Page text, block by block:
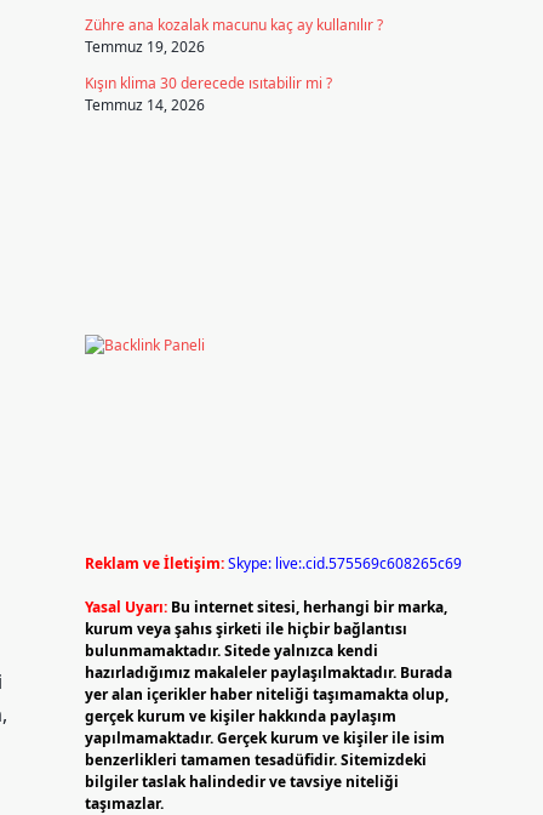
Zühre ana kozalak macunu kaç ay kullanılır ?
Temmuz 19, 2026
Kışın klima 30 derecede ısıtabilir mi ?
Temmuz 14, 2026
Reklam ve İletişim:Skype: live:.cid.575569c608265c69
Yasal Uyarı: Bu internet sitesi, herhangi bir marka,
kurum veya şahıs şirketi ile hiçbir bağlantısı
bulunmamaktadır. Sitede yalnızca kendi
hazırladığımız makaleler paylaşılmaktadır. Burada
yer alan içerikler haber niteliği taşımamakta olup,
gerçek kurum ve kişiler hakkında paylaşım
yapılmamaktadır. Gerçek kurum ve kişiler ile isim
benzerlikleri tamamen tesadüfidir. Sitemizdeki
bilgiler taslak halindedir ve tavsiye niteliği
taşımazlar.